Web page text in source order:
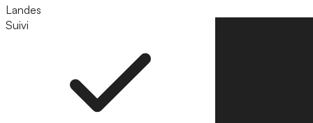
Landes
Suivi